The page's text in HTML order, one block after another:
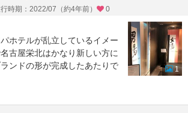
時期：2022/07（約4年前） 0
ホテルが乱立しているイメー
古屋栄北はかなり新しい方に
ンドの形が完成したあたりで
出口からすぐで最近
1